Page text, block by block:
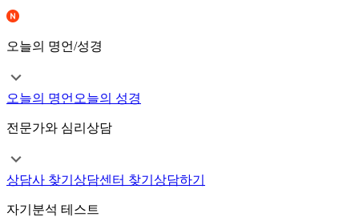
오늘의 명언/성경
오늘의 명언 오늘의 성경
전문가와 심리상담
상담사 찾기 상담센터 찾기 상담하기
자기분석 테스트